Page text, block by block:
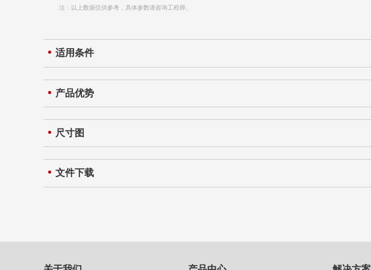
注：以上数据仅供参考，具体参数请咨询工程师。
适用条件
产品优势
尺寸图
文件下载